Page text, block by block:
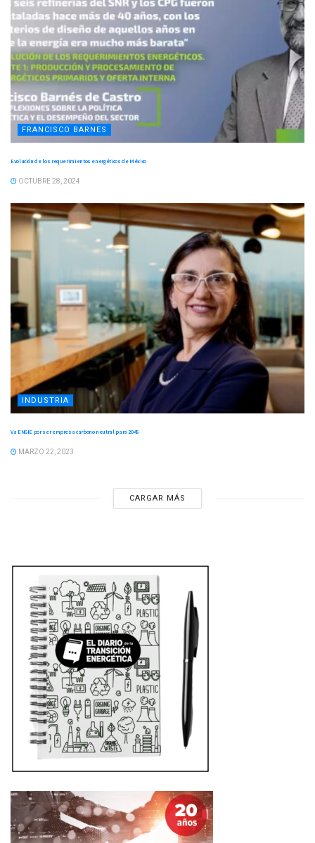
FRANCISCO BARNES
Evolución de los requerimientos energéticos de México
OCTUBRE 28, 2024
INDUSTRIA
Va ENGIE por ser empresa carbono neutral para 2045
MARZO 22, 2023
CARGAR MÁS